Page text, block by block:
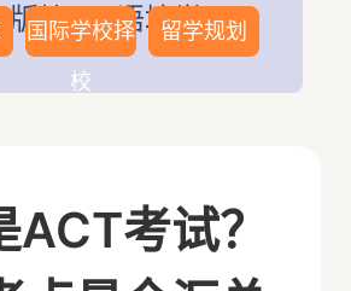
国际学校择
校
留学规划
版块>语培学
ACT考试？